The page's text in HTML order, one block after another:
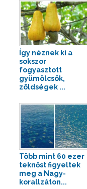
Így néznek ki a
sokszor
fogyasztott
gyümölcsök,
zöldségek ...
Több mint 60 ezer
teknőst figyeltek
meg a Nagy-
korallzáton...